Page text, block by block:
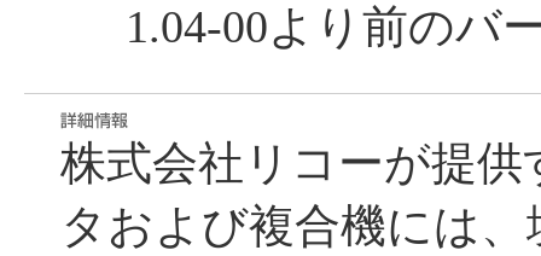
1.04-00より前のバ
株式会社リコーが提
タおよび複合機には